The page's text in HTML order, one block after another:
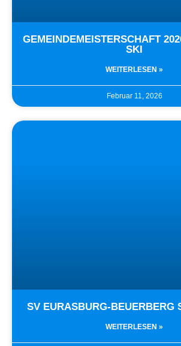
GEMEINDEMEISTERSCHAFT
SKI
WEITERLESEN »
Februar 11, 2026
SV EURASBURG-BEUERBERG
WEITERLESEN »